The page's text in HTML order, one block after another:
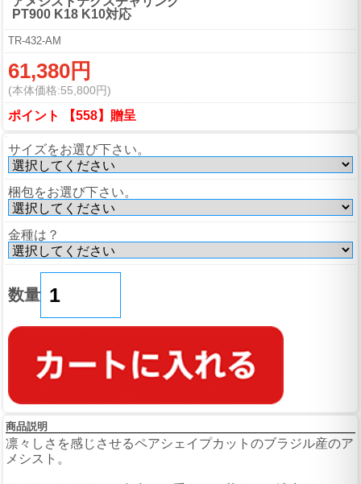
PT900 K18 K10対応
TR-432-AM
61,380円
(本体価格:55,800円)
ポイント 【558】贈呈
サイズをお選び下さい。
梱包をお選び下さい。
金種は？
数量
商品説明
凛々しさを感じさせるペアシェイプカットのブラジル産のア
メシスト。